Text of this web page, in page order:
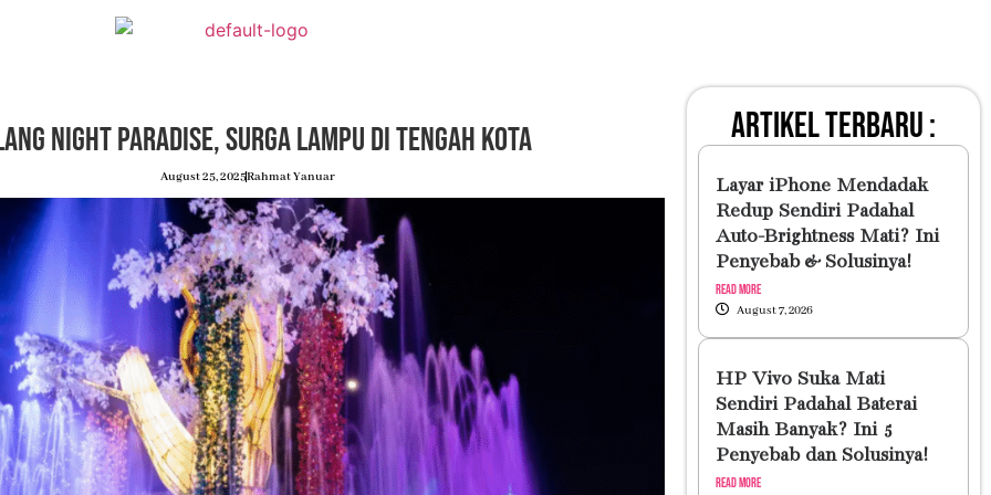
Night Paradise, Surga Lampu di Tengah Kota
August 25, 2025Rahmat Yanuar
artikel terbaru :
Layar iPhone Mendadak
Redup Sendiri Padahal
Auto-Brightness Mati? Ini
Penyebab & Solusinya!
Read More
August 7, 2026
HP Vivo Suka Mati
Sendiri Padahal Baterai
Masih Banyak? Ini 5
Penyebab dan Solusinya!
Read More